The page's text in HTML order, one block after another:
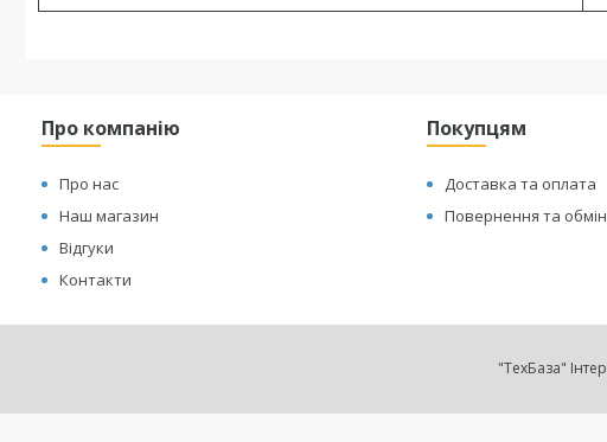
Про компанію
Про нас
Наш магазин
Відгуки
Контакти
Покупцям
Доставка та оплата
Повернення та обмін